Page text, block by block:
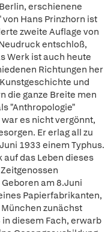
erschienene
Hans Prinzhorn ist
zweite Auflage von
entschloß,
Werk ist auch heute
Richtungen her
und
die ganze Breite men
"Anthropologie"
es nicht vergönnt,
Er erlag all zu
1933 einem Typhus.
das Leben dieses
am 8.Juni
Papierfabrikanten,
zunächst
diesem Fach, erwarb